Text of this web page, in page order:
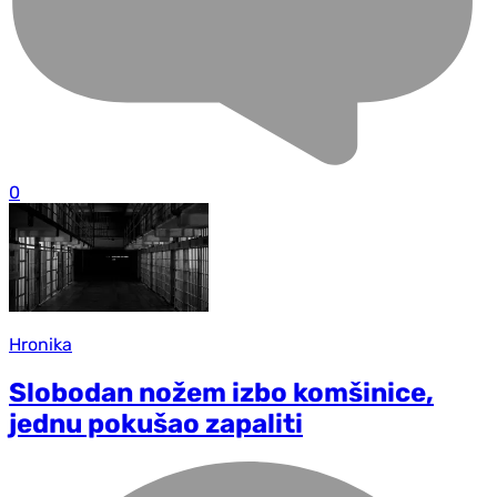
0
Hronika
Slobodan nožem izbo komšinice,
jednu pokušao zapaliti